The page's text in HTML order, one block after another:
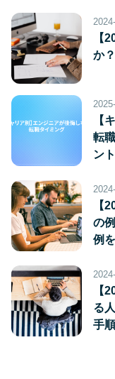
【
か
【
転
ント
【
の
例
【
る
手